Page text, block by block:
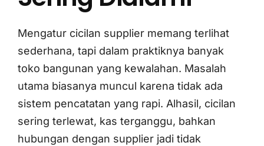
Mengatur cicilan supplier memang terlihat
sederhana, tapi dalam praktiknya banyak
toko bangunan yang kewalahan. Masalah
utama biasanya muncul karena tidak ada
sistem pencatatan yang rapi. Alhasil, cicilan
sering terlewat, kas terganggu, bahkan
hubungan dengan supplier jadi tidak